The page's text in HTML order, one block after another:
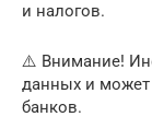
и налогов.
⚠️ Внимание!
данных и может
банков.